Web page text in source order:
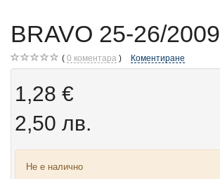
BRAVO 25-26/2009
0 коментара Коментиране
1,28 €
2,50 лв.
Не е налично